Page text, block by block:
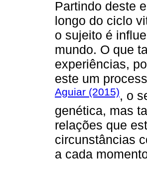
Partindo deste
longo do ciclo
o sujeito é
mundo. O que
experiências,
este um
Aguiar (2015), o
genética, mas
relações que
circunstâncias
a cada